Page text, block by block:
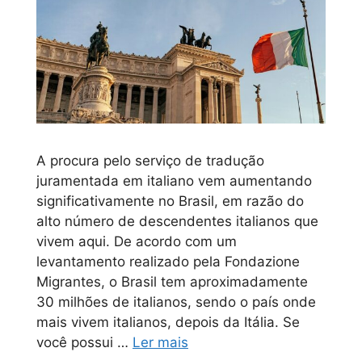
A procura pelo serviço de tradução
juramentada em italiano vem aumentando
significativamente no Brasil, em razão do
alto número de descendentes italianos que
vivem aqui. De acordo com um
levantamento realizado pela Fondazione
Migrantes, o Brasil tem aproximadamente
30 milhões de italianos, sendo o país onde
mais vivem italianos, depois da Itália. Se
você possui … Ler mais